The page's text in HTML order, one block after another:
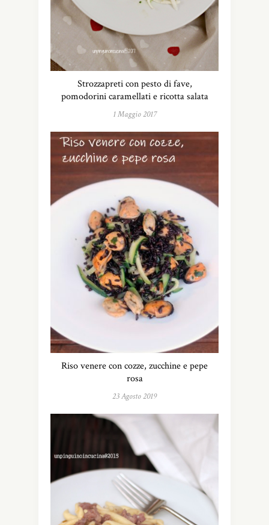
Strozzapreti con pesto di fave,
pomodorini caramellati e ricotta salata
1 Maggio 2017
Riso venere con cozze, zucchine e pepe
rosa
23 Agosto 2019